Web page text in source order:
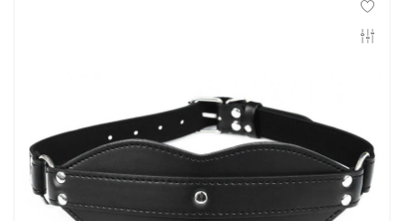
Беспроцентная рассрочка